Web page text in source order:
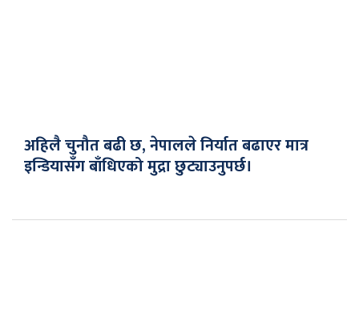
अहिलै चुनौत बढी छ, नेपालले निर्यात बढाएर मात्र
इन्डियासँग बाँधिएको मुद्रा छुट्याउनुपर्छ।